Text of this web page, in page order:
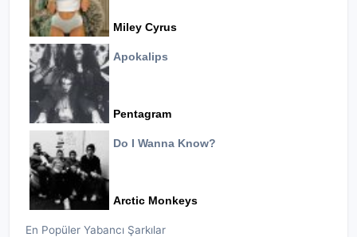
Miley Cyrus
Apokalips
Pentagram
Do I Wanna Know?
Arctic Monkeys
En Popüler Yabancı Şarkılar